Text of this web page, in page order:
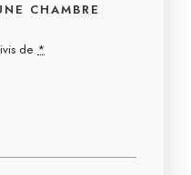
CHAMBRE
de *